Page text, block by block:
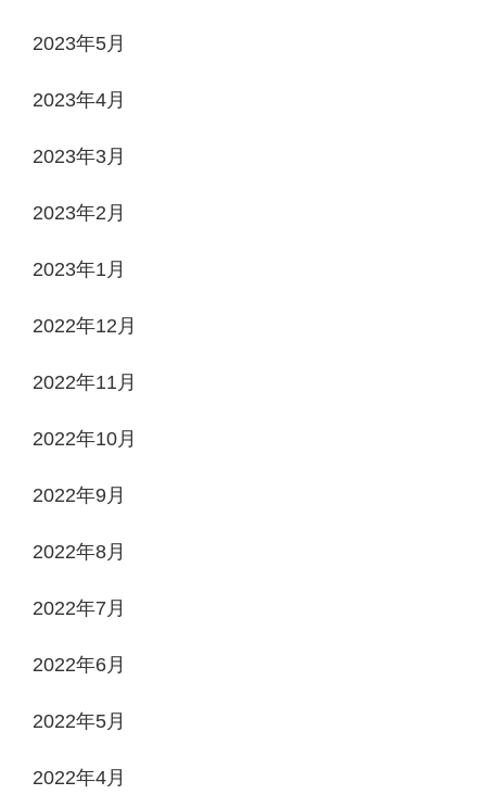
2023年5月
2023年4月
2023年3月
2023年2月
2023年1月
2022年12月
2022年11月
2022年10月
2022年9月
2022年8月
2022年7月
2022年6月
2022年5月
2022年4月